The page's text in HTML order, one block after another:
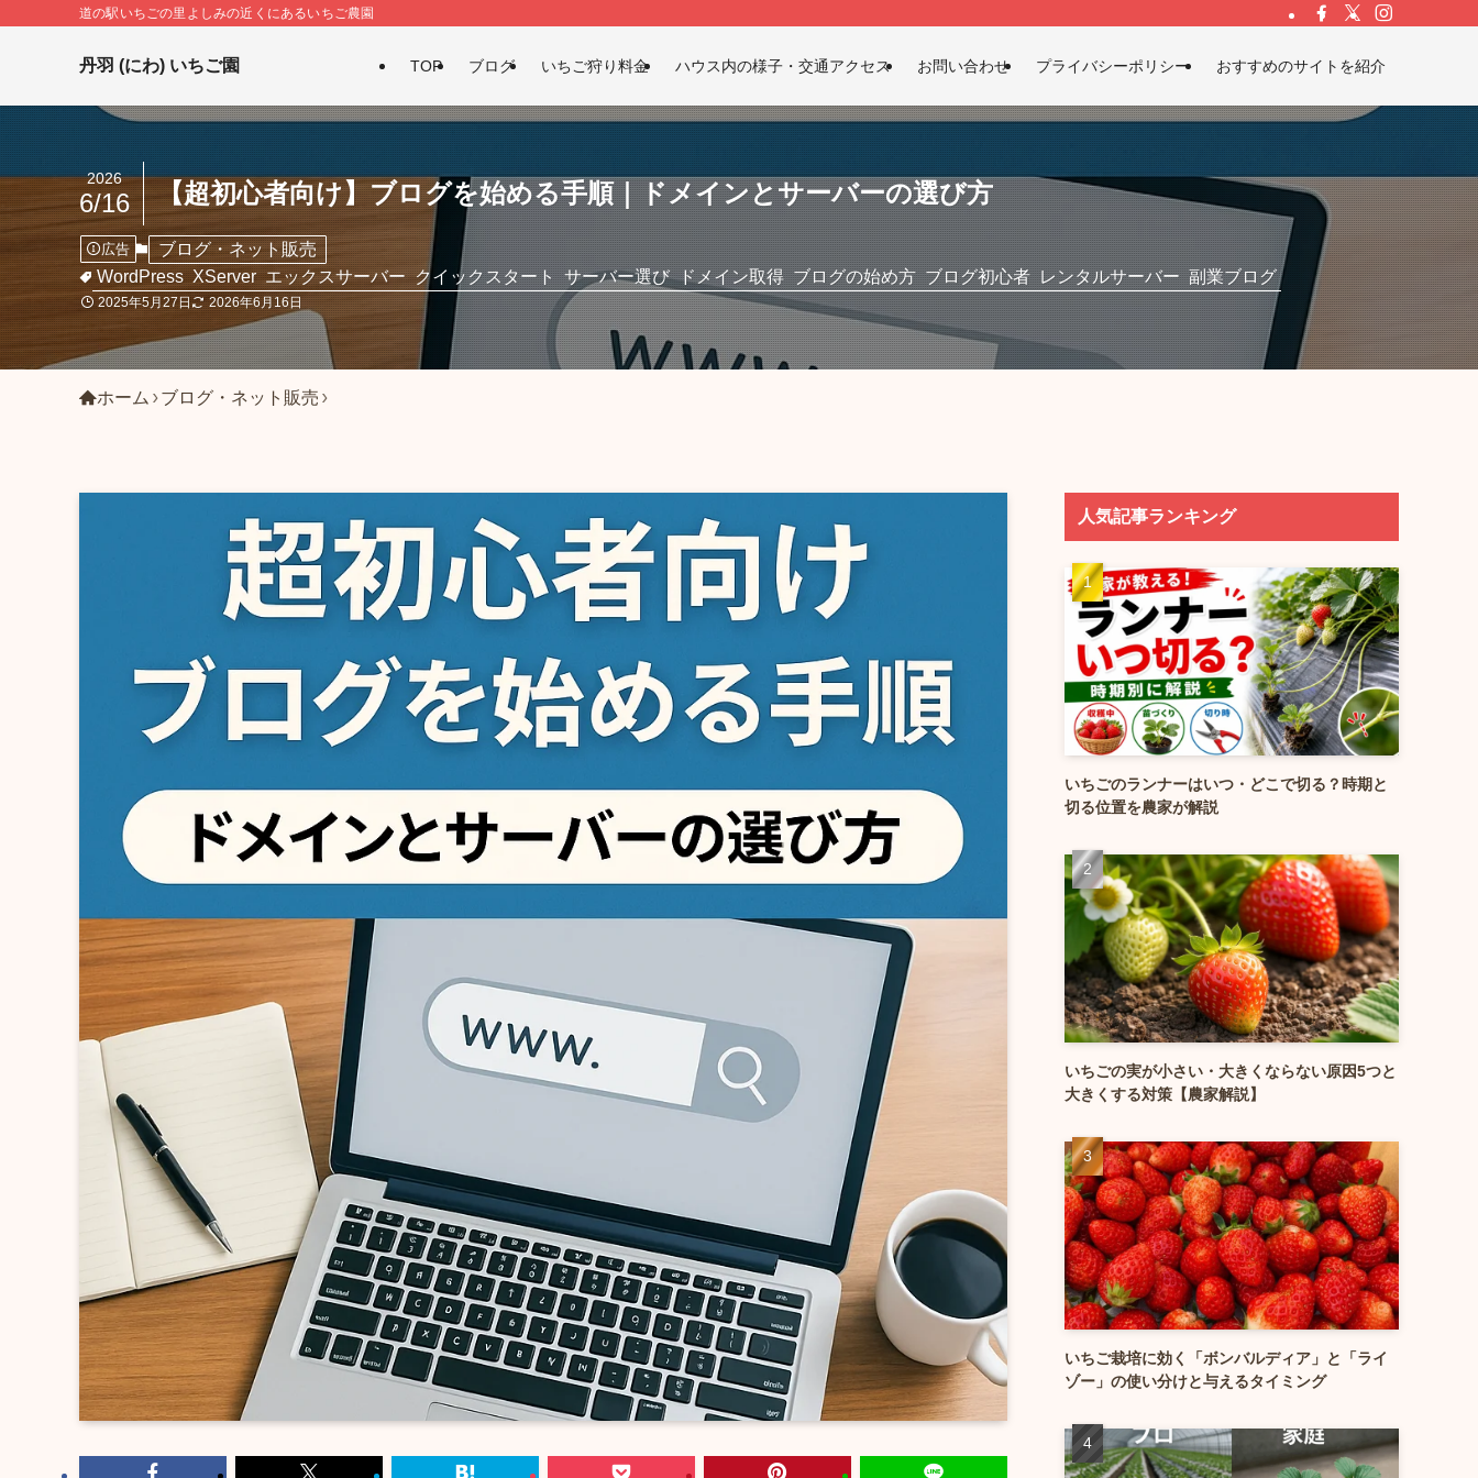
道の駅いちごの里よしみの近くにあるいちご農園
丹羽 (にわ) いちご園 TOP ブログ いちご狩り料金 ハウス内の様子・交通アクセス お問い合わせ プライバシーポリシー おすすめのサイトを紹介
【超初心者向け】ブログを始める手順｜ドメインとサーバーの選び方
2026
6/16
広告
ブログ・ネット販売
WordPress XServer エックスサーバー クイックスタート サーバー選び ドメイン取得 ブログの始め方 ブログ初心者 レンタルサーバー 副業ブログ
2025年5月27日 2026年6月16日
ホーム ブログ・ネット販売
人気記事ランキング
いちごのランナーはいつ・どこで切る？時期と
切る位置を農家が解説
いちごの実が小さい・大きくならない原因5つと
大きくする対策【農家解説】
いちご栽培に効く「ボンバルディア」と「ライ
ゾー」の使い分けと与えるタイミング